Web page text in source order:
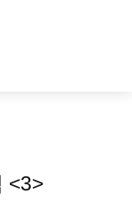
<3>